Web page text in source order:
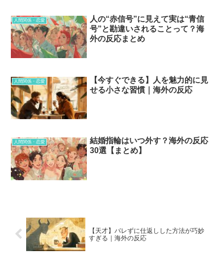
人間関係・恋愛
人の“赤信号”に見えて実は“青信
号”と勘違いされることって？海
外の反応まとめ
人間関係・恋愛
【今すぐできる】人を魅力的に見
せる小さな習慣｜海外の反応
人間関係・恋愛
結婚指輪はいつ外す？海外の反応
30選【まとめ】
【天才】バレずに仕返しした方法が巧妙
すぎる｜海外の反応